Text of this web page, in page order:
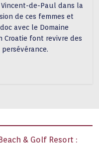
de-Paul dans la
de ces femmes et
avec le Domaine
Croatie font revivre des
& Golf Resort :